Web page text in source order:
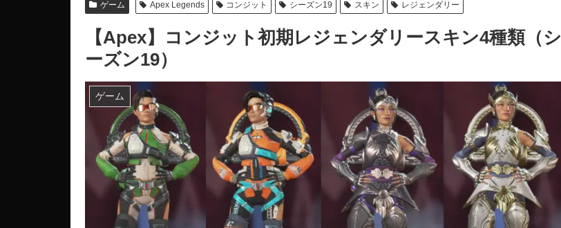
ゲーム Apex Legends コンジット シーズン19 スキン レジェンダリー
【Apex】コンジット初期レジェンダリースキン4種類（シ
ーズン19）
ゲーム